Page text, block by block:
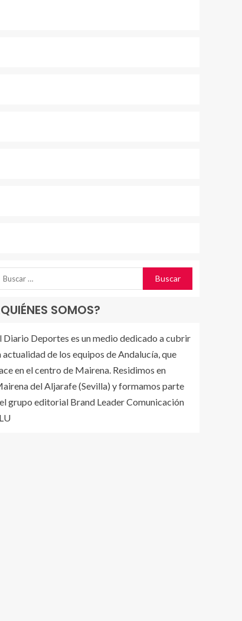
SOMOS?
Diario Deportes es un medio dedicado a cubrir
actualidad de los equipos de Andalucía, que
en el centro de Mairena. Residimos en
del Aljarafe (Sevilla) y formamos parte
grupo editorial Brand Leader Comunicación